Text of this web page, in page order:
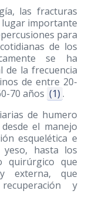
las fracturas
lugar importante
para
de los
se ha
de la frecuencia
de entre 20-
70 años (1) .
de humero
el manejo
esquelética e
yeso, hasta los
quirúrgico que
externa, que
y